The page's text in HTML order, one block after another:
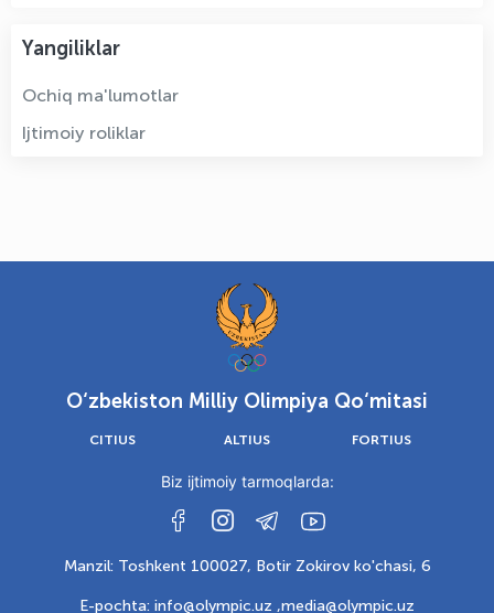
Yangiliklar
Ochiq ma'lumotlar
Ijtimoiy roliklar
O‘zbekiston Milliy Olimpiya Qo‘mitasi
CITIUS ALTIUS FORTIUS
Biz ijtimoiy tarmoqlarda:
Manzil: Toshkent 100027, Botir Zokirov ko'chasi, 6
E-pochta: info@olympic.uz ,media@olympic.uz